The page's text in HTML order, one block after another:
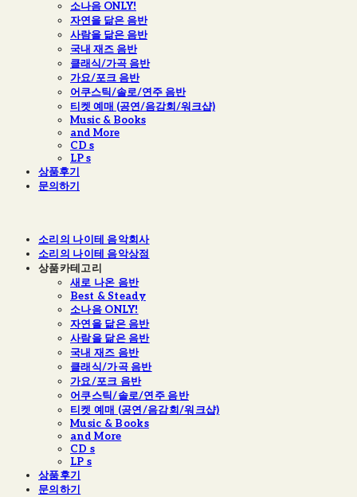
소나음 ONLY!
자연을 닮은 음반
사람을 닮은 음반
국내 재즈 음반
클래식/가곡 음반
가요/포크 음반
어쿠스틱/솔로/연주 음반
티켓 예매 (공연/음감회/워크샵)
Music & Books
and More
CD s
LP s
상품후기
문의하기
소리의 나이테 음악회사
소리의 나이테 음악상점
상품카테고리
새로 나온 음반
Best & Steady
소나음 ONLY!
자연을 닮은 음반
사람을 닮은 음반
국내 재즈 음반
클래식/가곡 음반
가요/포크 음반
어쿠스틱/솔로/연주 음반
티켓 예매 (공연/음감회/워크샵)
Music & Books
and More
CD s
LP s
상품후기
문의하기